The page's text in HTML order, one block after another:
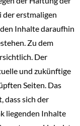
der erstmaligen
Inhalte daraufhin
Zu dem
Der
und zukünftige
Seiten. Das
dass sich der
liegenden Inhalte